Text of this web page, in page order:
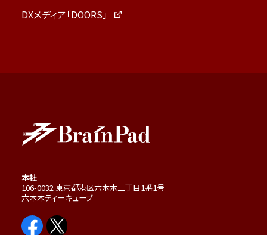
DXメディア「DOORS」
本社
106-0032 東京都港区六本木三丁目1番1号
六本木ティーキューブ